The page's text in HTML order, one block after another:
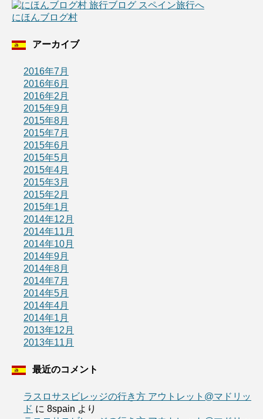
にほんブログ村
アーカイブ
2016年7月
2016年6月
2016年2月
2015年9月
2015年8月
2015年7月
2015年6月
2015年5月
2015年4月
2015年3月
2015年2月
2015年1月
2014年12月
2014年11月
2014年10月
2014年9月
2014年8月
2014年7月
2014年5月
2014年4月
2014年1月
2013年12月
2013年11月
最近のコメント
ラスロサスビレッジの行き方 アウトレット@マドリッ
ド に 8spain より